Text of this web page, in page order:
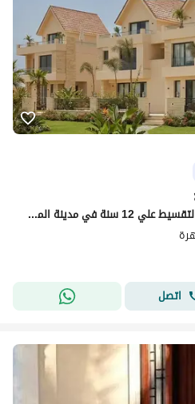
ادفع 2 مليون مقدم وامتلك فيلا بالتقسيط علي 12 سنة في مدينة المستقبل بجوار أبراج THE SPINE مدينتي وبالقرب من التجمع و الرحاب و الشروق و البروج
اتصل